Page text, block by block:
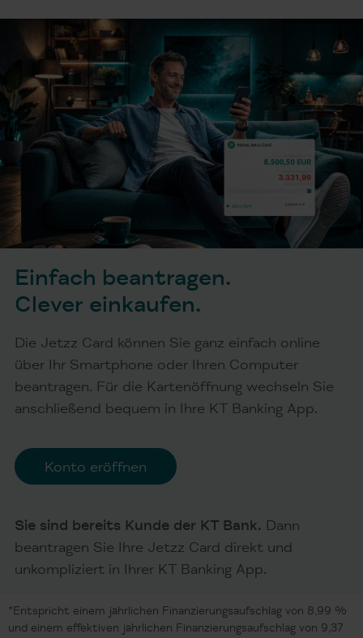
Einfach beantragen.
Clever einkaufen.
Die Jetzz Card können Sie ganz einfach online
über Ihr Smartphone oder Ihren Computer
beantragen. Für die Kartenöffnung wechseln Sie
anschließend bequem in Ihre KT Banking App.
Konto eröffnen
Sie sind bereits Kunde der KT Bank.
Dann
beantragen Sie Ihre Jetzz Card direkt und
unkompliziert in Ihrer KT Banking App.
*Entspricht einem jährlichen Finanzierungsaufschlag von 8,99 %
und einem effektiven jährlichen Finanzierungsaufschlag von 9,37